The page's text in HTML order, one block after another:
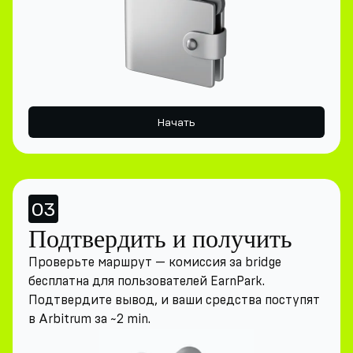
Начать
03
Подтвердить и получить
Проверьте маршрут — комиссия за bridge
бесплатна для пользователей EarnPark.
Подтвердите вывод, и ваши средства поступят
в Arbitrum за ~2 min.